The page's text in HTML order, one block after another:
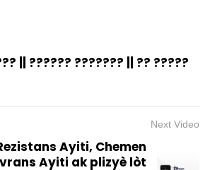
|| ?????? ??????? || ?? ?????
Next Video
Ayiti, Chemen
Ayiti ak plizyè lòt